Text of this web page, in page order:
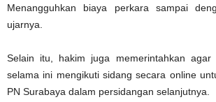
Menangguhkan biaya perkara sampai
ujarnya.
Selain itu, hakim juga memerintahkan agar
selama ini mengikuti sidang secara online
PN Surabaya dalam persidangan selanjutnya.